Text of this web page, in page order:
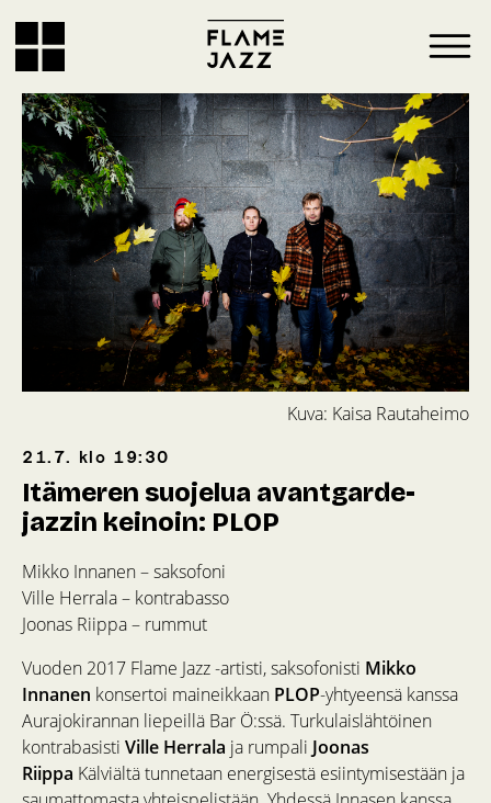
Kuva: Kaisa Rautaheimo
21.7. klo 19:30
Itämeren suojelua avantgarde-
jazzin keinoin: PLOP
Mikko Innanen – saksofoni
Ville Herrala – kontrabasso
Joonas Riippa – rummut
Vuoden 2017 Flame Jazz -artisti, saksofonisti Mikko
Innanen konsertoi maineikkaan PLOP-yhtyeensä kanssa
Aurajokirannan liepeillä Bar Ö:ssä. Turkulaislähtöinen
kontrabasisti Ville Herrala ja rumpali Joonas
Riippa Kälviältä tunnetaan energisestä esiintymisestään ja